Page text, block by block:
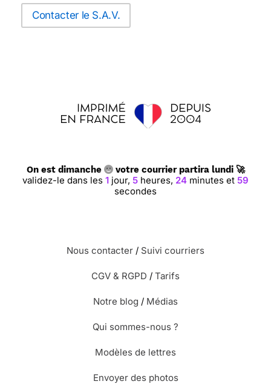
Contacter le S.A.V.
On est dimanche votre courrier partira lundi 🚀
validez-le dans les 1 jour, 5 heures, 24 minutes et 58
secondes
Nous contacter / Suivi courriers
CGV & RGPD / Tarifs
Notre blog / Médias
Qui sommes-nous ?
Modèles de lettres
Envoyer des photos